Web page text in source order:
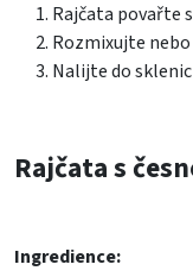
Rajčata povařte
Rozmixujte
Nalijte do
Rajčata s
Ingredience: